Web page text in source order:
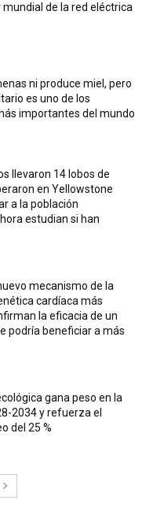
mundial de la red eléctrica
ni produce miel, pero
es uno de los
importantes del mundo
llevaron 14 lobos de
en Yellowstone
a la población
estudian si han
mecanismo de la
cardíaca más
la eficacia de un
podría beneficiar a más
gana peso en la
2034 y refuerza el
del 25 %